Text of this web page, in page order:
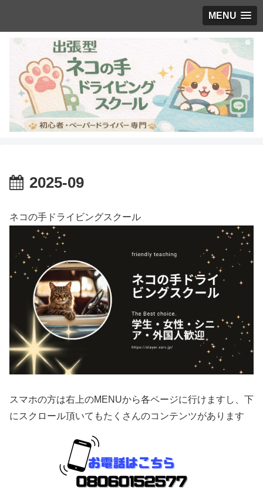
MENU
2025-09
ネコの手ドライビングスクール
スマホの方は右上のMENUから各ページに行けますし、下
にスクロール頂いてもたくさんのコンテンツがあります